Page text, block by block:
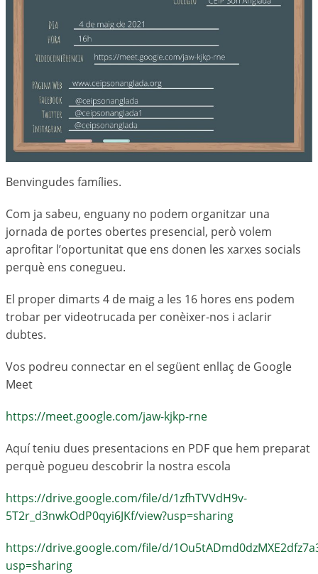
Benvingudes famílies.
Com ja sabeu, enguany no podem organitzar una
jornada de portes obertes presencial, però volem
aprofitar l’oportunitat que ens donen les xarxes socials
perquè ens conegueu.
El proper dimarts 4 de maig a les 16 hores ens podem
trobar per videotrucada per conèixer-nos i aclarir
dubtes.
Vos podreu connectar en el següent enllaç de Google
Meet
https://meet.google.com/jaw-kjkp-rne
Aquí teniu dues presentacions en PDF que hem preparat
perquè pogueu descobrir la nostra escola
https://drive.google.com/file/d/1zfhTVVdH9v-
5T2r_d3nwkOdP0qyi6JKf/view?usp=sharing
https://drive.google.com/file/d/
usp=sharing